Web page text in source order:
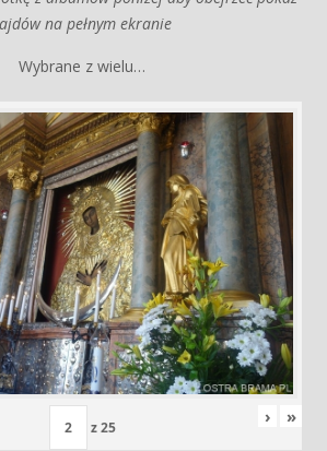
na pełnym ekranie
Wybrane z wielu…
z25
› »